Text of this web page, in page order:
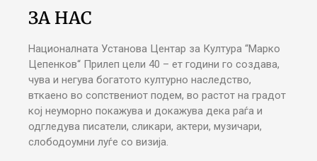
ЗА НАС
Националната Установа Центар за Култура “Марко
Цепенков“ Прилеп цели 40 – ет години го создава,
чува и негува богатото културно наследство,
вткаено во сопствениот подем, во растот на градот
кој неуморно покажува и докажува дека раѓа и
одгледува писатели, сликари, актери, музичари,
слободоумни луѓе со визија.